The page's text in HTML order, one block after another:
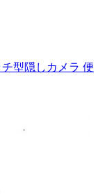
型隠しカメラ 便